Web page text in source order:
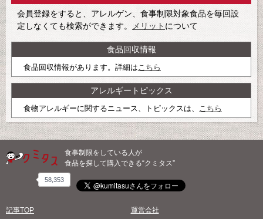
会員登録をすると、アレルゲン、食事制限対象食品を毎回設
定しなくても検索ができます。
メリット について
食品回収情報
食品回収情報があります。詳細はこちら
アレルギートピックス
食物アレルギーに関するニュース、トピックスは、 こちら
食事制限をしている人が
食品を探して購入できる“クミタス”
58,353
記事TOP
運営会社